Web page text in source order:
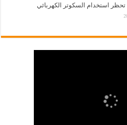
تحظر استخدام السكوتر الكهربائي